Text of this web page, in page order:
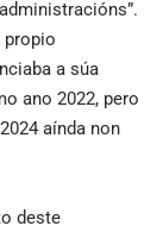
propio
a súa
ano 2022, pero
aínda non
deste